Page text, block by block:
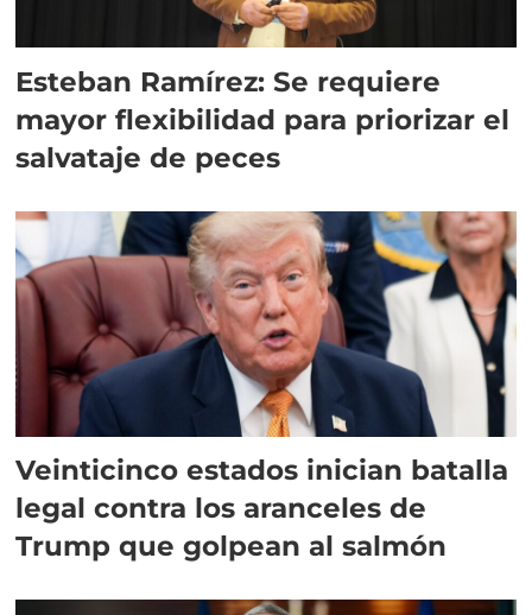
Esteban Ramírez: Se requiere
mayor flexibilidad para priorizar el
salvataje de peces
Veinticinco estados inician batalla
legal contra los aranceles de
Trump que golpean al salmón